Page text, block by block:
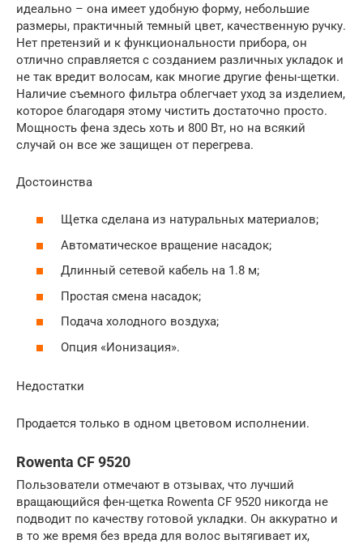
идеально – она имеет удобную форму, небольшие
размеры, практичный темный цвет, качественную ручку.
Нет претензий и к функциональности прибора, он
отлично справляется с созданием различных укладок и
не так вредит волосам, как многие другие фены-щетки.
Наличие съемного фильтра облегчает уход за изделием,
которое благодаря этому чистить достаточно просто.
Мощность фена здесь хоть и 800 Вт, но на всякий
случай он все же защищен от перегрева.
Достоинства
Щетка сделана из натуральных материалов;
Автоматическое вращение насадок;
Длинный сетевой кабель на 1.8 м;
Простая смена насадок;
Подача холодного воздуха;
Опция «Ионизация».
Недостатки
Продается только в одном цветовом исполнении.
Rowenta CF 9520
Пользователи отмечают в отзывах, что лучший
вращающийся фен-щетка Rowenta CF 9520 никогда не
подводит по качеству готовой укладки. Он аккуратно и
в то же время без вреда для волос вытягивает их,